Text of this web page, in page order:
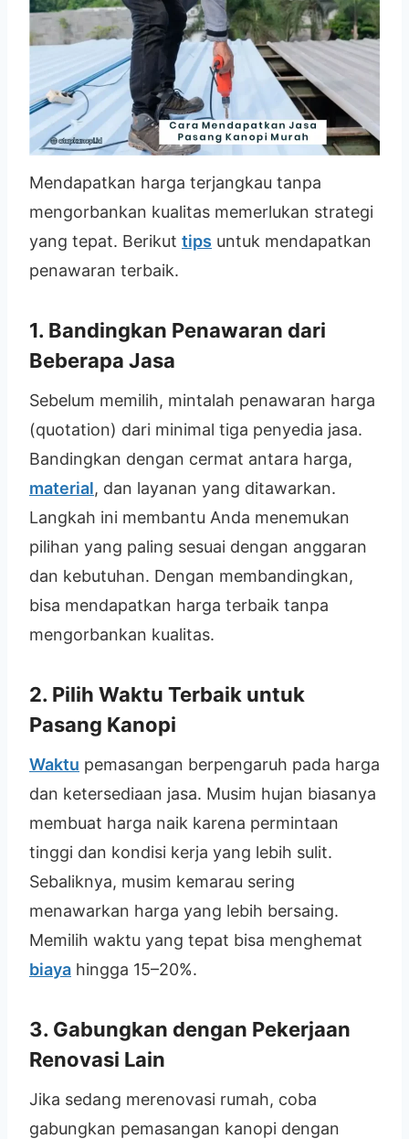
Mendapatkan harga terjangkau tanpa
mengorbankan kualitas memerlukan strategi
yang tepat. Berikut tips untuk mendapatkan
penawaran terbaik.
1. Bandingkan Penawaran dari
Beberapa Jasa
Sebelum memilih, mintalah penawaran harga
(quotation) dari minimal tiga penyedia jasa.
Bandingkan dengan cermat antara harga,
material, dan layanan yang ditawarkan.
Langkah ini membantu Anda menemukan
pilihan yang paling sesuai dengan anggaran
dan kebutuhan. Dengan membandingkan,
bisa mendapatkan harga terbaik tanpa
mengorbankan kualitas.
2. Pilih Waktu Terbaik untuk
Pasang Kanopi
Waktu pemasangan berpengaruh pada harga
dan ketersediaan jasa. Musim hujan biasanya
membuat harga naik karena permintaan
tinggi dan kondisi kerja yang lebih sulit.
Sebaliknya, musim kemarau sering
menawarkan harga yang lebih bersaing.
Memilih waktu yang tepat bisa menghemat
biaya hingga 15–20%.
3. Gabungkan dengan Pekerjaan
Renovasi Lain
Jika sedang merenovasi rumah, coba
gabungkan pemasangan kanopi dengan